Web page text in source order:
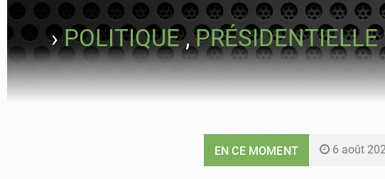
›POLITIQUE,
EN CE MOMENT 6 août